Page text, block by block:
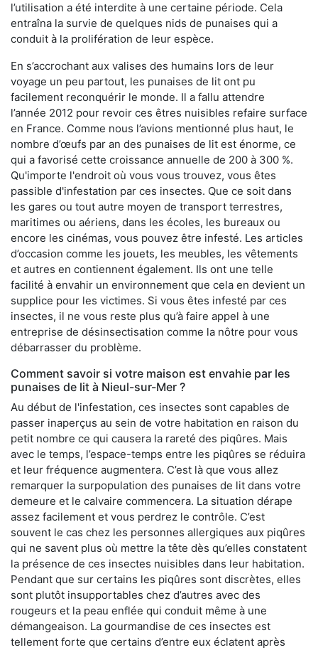
l’utilisation a été interdite à une certaine période. Cela
entraîna la survie de quelques nids de punaises qui a
conduit à la prolifération de leur espèce.
En s’accrochant aux valises des humains lors de leur
voyage un peu partout, les punaises de lit ont pu
facilement reconquérir le monde. Il a fallu attendre
l’année 2012 pour revoir ces êtres nuisibles refaire surface
en France. Comme nous l’avions mentionné plus haut, le
nombre d’œufs par an des punaises de lit est énorme, ce
qui a favorisé cette croissance annuelle de 200 à 300 %.
Qu'importe l'endroit où vous vous trouvez, vous êtes
passible d'infestation par ces insectes. Que ce soit dans
les gares ou tout autre moyen de transport terrestres,
maritimes ou aériens, dans les écoles, les bureaux ou
encore les cinémas, vous pouvez être infesté. Les articles
d’occasion comme les jouets, les meubles, les vêtements
et autres en contiennent également. Ils ont une telle
facilité à envahir un environnement que cela en devient un
supplice pour les victimes. Si vous êtes infesté par ces
insectes, il ne vous reste plus qu’à faire appel à une
entreprise de désinsectisation comme la nôtre pour vous
débarrasser du problème.
Comment savoir si votre maison est envahie par les
punaises de lit à Nieul-sur-Mer ?
Au début de l'infestation, ces insectes sont capables de
passer inaperçus au sein de votre habitation en raison du
petit nombre ce qui causera la rareté des piqûres. Mais
avec le temps, l’espace-temps entre les piqûres se réduira
et leur fréquence augmentera. C’est là que vous allez
remarquer la surpopulation des punaises de lit dans votre
demeure et le calvaire commencera. La situation dérape
assez facilement et vous perdrez le contrôle. C’est
souvent le cas chez les personnes allergiques aux piqûres
qui ne savent plus où mettre la tête dès qu’elles constatent
la présence de ces insectes nuisibles dans leur habitation.
Pendant que sur certains les piqûres sont discrètes, elles
sont plutôt insupportables chez d’autres avec des
rougeurs et la peau enflée qui conduit même à une
démangeaison. La gourmandise de ces insectes est
tellement forte que certains d’entre eux éclatent après